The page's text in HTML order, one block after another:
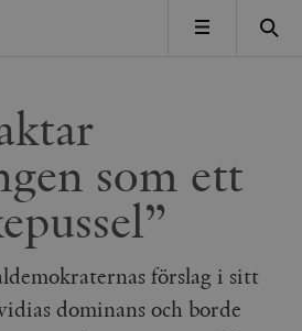
MENY
som ett
förslag i sitt
dominans och borde